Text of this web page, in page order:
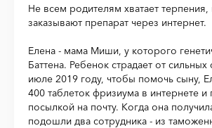
Не всем родителям хватает
заказывают препарат через интернет.
Елена - мама Миши, у которого
Баттена. Ребенок страдает от сильных
июле 2019 году, чтобы помочь сыну,
400 таблеток фризиума в интернете и
посылкой на почту. Когда она
подошли два сотрудника - из